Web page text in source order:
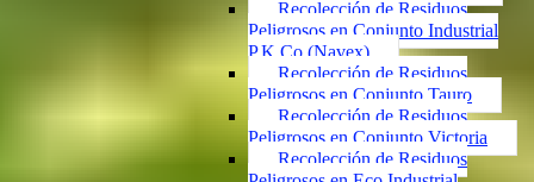
Recolección de Residuos
Peligrosos en Conjunto Industrial
P.K.Co (Navex)
Recolección de Residuos
Peligrosos en Conjunto Tauro
Recolección de Residuos
Peligrosos en Conjunto Victoria
Recolección de Residuos